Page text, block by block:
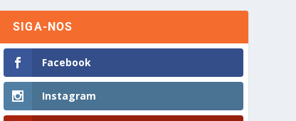
SIGA-NOS
Facebook
Instagram